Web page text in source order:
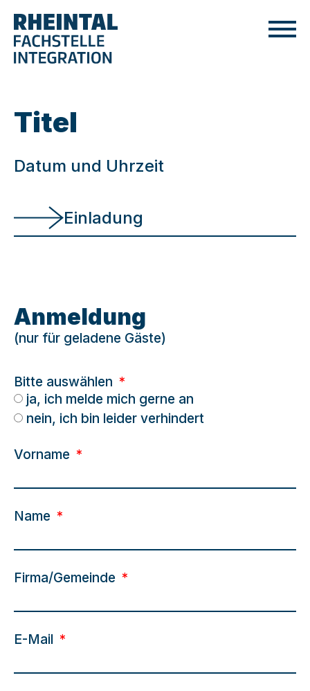
Titel
Datum und Uhrzeit
Einladung
Anmeldung
(nur für geladene Gäste)
Bitte auswählen
ja, ich melde mich gerne an
nein, ich bin leider verhindert
Vorname
Name
Firma/Gemeinde
E-Mail